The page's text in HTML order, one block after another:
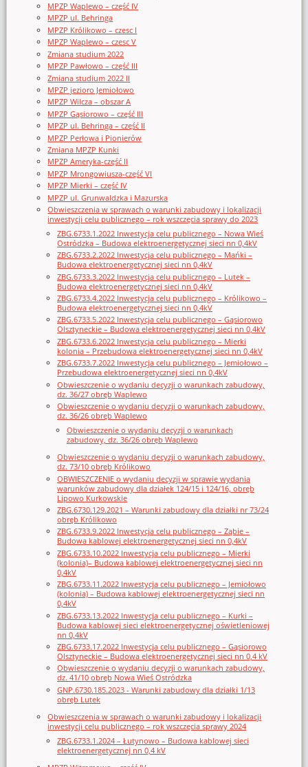
MPZP Waplewo – część IV
MPZP ul. Behringa
MPZP Królikowo – czesc I
MPZP Waplewo – czesc V
Zmiana studium 2022
MPZP Pawłowo – część III
Zmiana studium 2022 II
MPZP jezioro Jemiołowo
MPZP Wilcza – obszar A
MPZP Gąsiorowo – część III
MPZP ul. Behringa – część II
MPZP Perłowa i Pionierów
Zmiana MPZP Kunki
MPZP Ameryka-część II
MPZP Mrongowiusza-część VI
MPZP Mierki – część IV
MPZP ul. Grunwaldzka i Mazurska
Obwieszczenia w sprawach o warunki zabudowy i lokalizacji
inwestycji celu publicznego – rok wszczęcia sprawy do 2023
ZBG.6733.1.2022 Inwestycja celu publicznego – Nowa Wieś
Ostródzka – Budowa elektroenergetycznej sieci nn 0,4kV
ZBG.6733.2.2022 Inwestycja celu publicznego – Mańki –
Budowa elektroenergetycznej sieci nn 0,4kV
ZBG.6733.3.2022 Inwestycja celu publicznego – Lutek –
Budowa elektroenergetycznej sieci nn 0,4kV
ZBG.6733.4.2022 Inwestycja celu publicznego – Królikowo –
Budowa elektroenergetycznej sieci nn 0,4kV
ZBG.6733.5.2022 Inwestycja celu publicznego – Gąsiorowo
Olsztyneckie – Budowa elektroenergetycznej sieci nn 0,4kV
ZBG.6733.6.2022 Inwestycja celu publicznego – Mierki
kolonia – Przebudowa elektroenergetycznej sieci nn 0,4kV
ZBG.6733.7.2022 Inwestycja celu publicznego – Jemiołowo –
Przebudowa elektroenergetycznej sieci nn 0,4kV
Obwieszczenie o wydaniu decyzji o warunkach zabudowy,
dz. 36/27 obręb Waplewo
Obwieszczenie o wydaniu decyzji o warunkach zabudowy,
dz. 36/26 obręb Waplewo
Obwieszczenie o wydaniu decyzji o warunkach
zabudowy, dz. 36/26 obręb Waplewo
Obwieszczenie o wydaniu decyzji o warunkach zabudowy,
dz. 73/10 obręb Królikowo
OBWIESZCZENIE o wydaniu decyzji w sprawie wydania
warunków zabudowy dla działek 124/15 i 124/16, obręb
Lipowo Kurkowskie
ZBG.6730.129.2021 – Warunki zabudowy dla działki nr 73/24
obręb Królikowo
ZBG.6733.9.2022 Inwestycja celu publicznego – Ząbie –
Budowa kablowej elektroenergetycznej sieci nn 0,4kV
ZBG.6733.10.2022 Inwestycja celu publicznego – Mierki
(kolonia)– Budowa kablowej elektroenergetycznej sieci nn
0,4kV
ZBG.6733.11.2022 Inwestycja celu publicznego – Jemiołowo
(kolonia) – Budowa kablowej elektroenergetycznej sieci nn
0,4kV
ZBG.6733.13.2022 Inwestycja celu publicznego – Kurki –
Budowa kablowej sieci elektroenergetycznej oświetleniowej
nn 0,4kV
ZBG.6733.17.2022 Inwestycja celu publicznego – Gąsiorowo
Olsztyneckie – Budowa elektroenergetycznej sieci nn 0,4 kV
Obwieszczenie o wydaniu decyzji o warunkach zabudowy,
dz. 41/10 obręb Nowa Wieś Ostródzka
GNP.6730.185.2023 - Warunki zabudowy dla działki 1/13
obręb Lutek
Obwieszczenia w sprawach o warunki zabudowy i lokalizacji
inwestycji celu publicznego – rok wszczęcia sprawy 2024
ZBG.6733.1.2024 – Łutynowo – Budowa kablowej sieci
elektroenergetycznej nn 0,4 kV